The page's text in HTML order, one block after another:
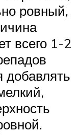
ровный,
всего 1-2
добавлять